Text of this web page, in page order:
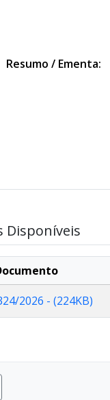
Resumo / Ementa:
Disponíveis
2026 - (224KB)